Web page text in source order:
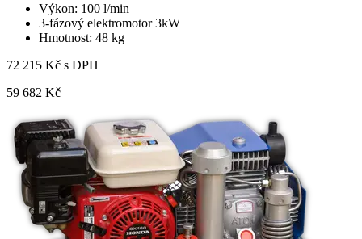
Výkon: 100 l/min
3-fázový elektromotor 3kW
Hmotnost: 48 kg
72 215 Kč s DPH
59 682 Kč